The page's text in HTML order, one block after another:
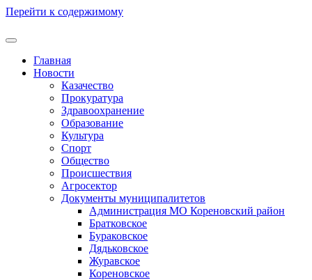
Перейти к содержимому
Главная
Новости
Казачество
Прокуратура
Здравоохранение
Образование
Культура
Спорт
Общество
Происшествия
Агросектор
Документы муниципалитетов
Администрация МО Кореновский район
Братковское
Бураковское
Дядьковское
Журавское
Кореновское